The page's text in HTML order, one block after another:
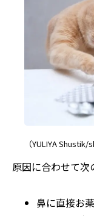
（YULIYA
原因に合わせて次
鼻に直接お